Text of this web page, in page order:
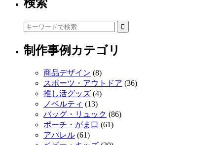
検索
制作事例カテゴリ
商品デザイン (8)
スポーツ・アウトドア (36)
推し活グッズ (4)
ノベルティ (13)
バッグ・リュック (86)
ポーチ・がま口 (61)
アパレル (61)